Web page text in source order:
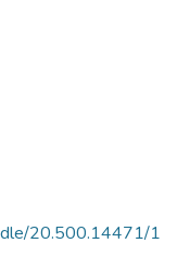
20.500.14471/1